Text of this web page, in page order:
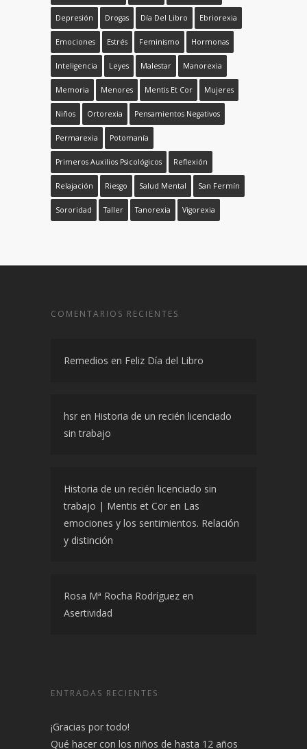
Depresión Drogas Día Del Libro Ebriorexia
Emociones Estrés Feminismo Hormonas
Inteligencia Leyes Malestar Manorexia
Memoria Menores Mentis Et Cor Mujeres
Niños Ortorexia Pensamientos Negativos
Permarexia Potomanía
Primeros Auxilios Psicológicos Reflexión
Relajación Riesgo Salud Mental San Fermín
Sororidad Taller Tanorexia Vigorexia
COMENTARIOS RECIENTES
Remedios en Feliz Día del Libro
hsr en Historia de un recién licenciado
sin trabajo
Historia de un recién licenciado sin
trabajo | Mentis et Cor en Las
emociones y los sentimientos. Relación
y distinción
Rosa Mª Rocha Rodríguez en
Asertividad
ENTRADAS RECIENTES
¡Gracias por todo!
Qué hacer con los niños de hasta 12 años